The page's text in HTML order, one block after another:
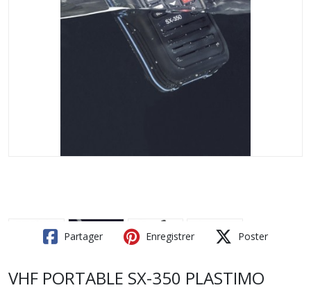
Partager Enregistrer Poster
VHF PORTABLE SX-350 PLASTIMO